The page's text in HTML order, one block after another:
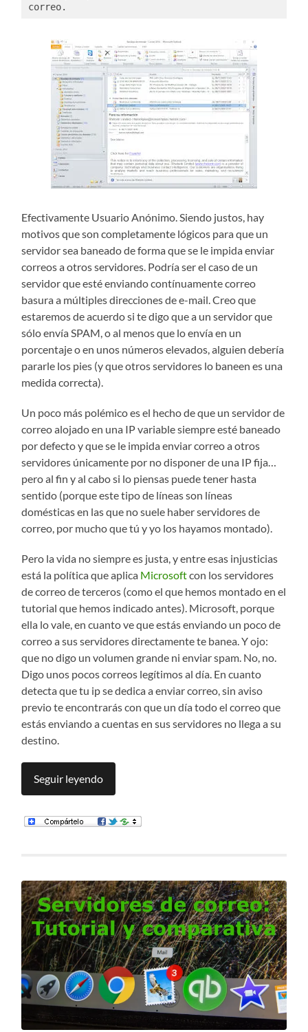
correo.
Efectivamente Usuario Anónimo. Siendo justos, hay
motivos que son completamente lógicos para que un
servidor sea baneado de forma que se le impida enviar
correos a otros servidores. Podría ser el caso de un
servidor que esté enviando contínuamente correo
basura a múltiples direcciones de e-mail. Creo que
estaremos de acuerdo si te digo que a un servidor que
sólo envía SPAM, o al menos que lo envía en un
porcentaje o en unos números elevados, alguien debería
pararle los pies (y que otros servidores lo baneen es una
medida correcta).
Un poco más polémico es el hecho de que un servidor de
correo alojado en una IP variable siempre esté baneado
por defecto y que se le impida enviar correo a otros
servidores únicamente por no disponer de una IP fija…
pero al fin y al cabo si lo piensas puede tener hasta
sentido (porque este tipo de líneas son líneas
domésticas en las que no suele haber servidores de
correo, por mucho que tú y yo los hayamos montado).
Pero la vida no siempre es justa, y entre esas injusticias
está la política que aplica Microsoftcon los servidores
de correo de terceros (como el que hemos montado en el
tutorial que hemos indicado antes). Microsoft, porque
ella lo vale, en cuanto ve que estás enviando un poco de
correo a sus servidores directamente te banea. Y ojo:
que no digo un volumen grande ni enviar spam. No, no.
Digo unos pocos correos legítimos al día. En cuanto
detecta que tu ip se dedica a enviar correo, sin aviso
previo te encontrarás con que un día todo el correo que
estás enviando a cuentas en sus servidores no llega a su
destino.
Seguir leyendo